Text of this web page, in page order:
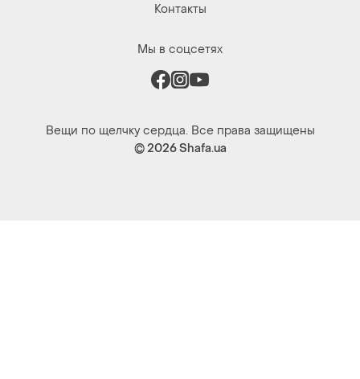
Контакты
Мы в соцсетях
Вещи по щелчку сердца. Все права защищены
© 2026Shafa.ua